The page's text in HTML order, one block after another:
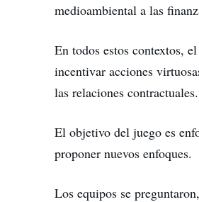
medioambiental a las
En todos estos contextos,
incentivar acciones
las relaciones contractuales.
El objetivo del juego es
proponer nuevos enfoques.
Los equipos se